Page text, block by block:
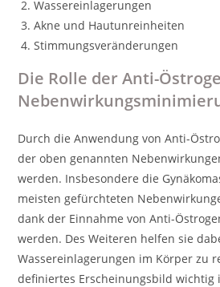
Wassereinlagerungen
Akne und Hautunreinheiten
Stimmungsveränderungen
Die Rolle der Anti-
Durch die Anwendung von Anti-
der oben genannten
werden. Insbesondere die
meisten gefürchteten
dank der Einnahme von Anti-
werden. Des Weiteren helfen sie
Wassereinlagerungen im Körper zu
definiertes Erscheinungsbild wichtig